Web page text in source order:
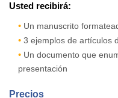
Usted recibirá:
• Un manuscrito
• 3 ejemplos de artículos
• Un documento que
presentación
Precios